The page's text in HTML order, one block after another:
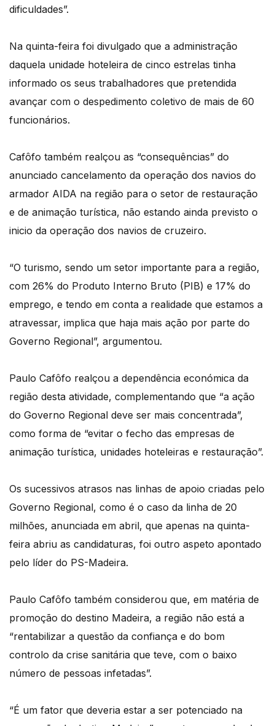
dificuldades”.
Na quinta-feira foi divulgado que a administração
daquela unidade hoteleira de cinco estrelas tinha
informado os seus trabalhadores que pretendida
avançar com o despedimento coletivo de mais de 60
funcionários.
Cafôfo também realçou as “consequências” do
anunciado cancelamento da operação dos navios do
armador AIDA na região para o setor de restauração
e de animação turística, não estando ainda previsto o
inicio da operação dos navios de cruzeiro.
“O turismo, sendo um setor importante para a região,
com 26% do Produto Interno Bruto (PIB) e 17% do
emprego, e tendo em conta a realidade que estamos a
atravessar, implica que haja mais ação por parte do
Governo Regional”, argumentou.
Paulo Cafôfo realçou a dependência económica da
região desta atividade, complementando que “a ação
do Governo Regional deve ser mais concentrada”,
como forma de “evitar o fecho das empresas de
animação turística, unidades hoteleiras e restauração”.
Os sucessivos atrasos nas linhas de apoio criadas pelo
Governo Regional, como é o caso da linha de 20
milhões, anunciada em abril, que apenas na quinta-
feira abriu as candidaturas, foi outro aspeto apontado
pelo líder do PS-Madeira.
Paulo Cafôfo também considerou que, em matéria de
promoção do destino Madeira, a região não está a
“rentabilizar a questão da confiança e do bom
controlo da crise sanitária que teve, com o baixo
número de pessoas infetadas”.
“É um fator que deveria estar a ser potenciado na